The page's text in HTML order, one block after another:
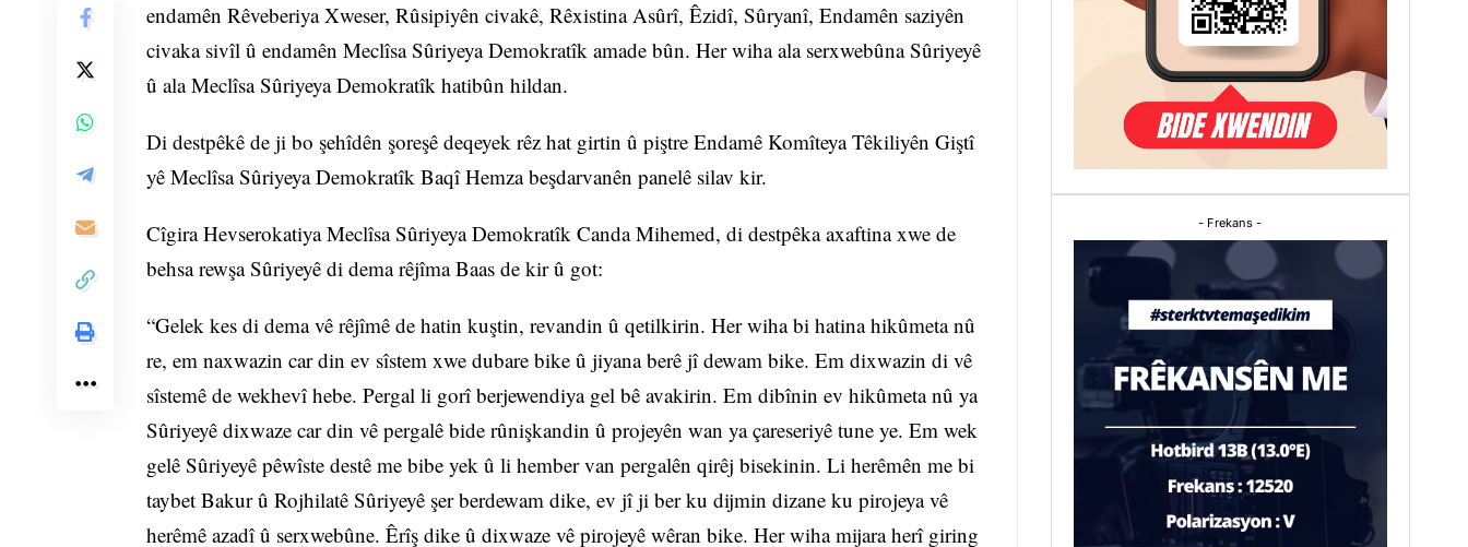
endamên Rêveberiya Xweser, Rûsipiyên civakê, Rêxistina Asûrî, Êzidî, Sûryanî, Endamên saziyên
civaka sivîl û endamên Meclîsa Sûriyeya Demokratîk amade bûn. Her wiha ala serxwebûna Sûriyeyê
û ala Meclîsa Sûriyeya Demokratîk hatibûn hildan.
Di destpêkê de ji bo şehîdên şoreşê deqeyek rêz hat girtin û piştre Endamê Komîteya Têkiliyên Giştî
yê Meclîsa Sûriyeya Demokratîk Baqî Hemza beşdarvanên panelê silav kir.
Cîgira Hevserokatiya Meclîsa Sûriyeya Demokratîk Canda Mihemed, di destpêka axaftina xwe de
behsa rewşa Sûriyeyê di dema rêjîma Baas de kir û got:
“Gelek kes di dema vê rêjîmê de hatin kuştin, revandin û qetilkirin. Her wiha bi hatina hikûmeta nû
re, em naxwazin car din ev sîstem xwe dubare bike û jiyana berê jî dewam bike. Em dixwazin di vê
sîstemê de wekhevî hebe. Pergal li gorî berjewendiya gel bê avakirin. Em dibînin ev hikûmeta nû ya
Sûriyeyê dixwaze car din vê pergalê bide rûnişkandin û projeyên wan ya çareseriyê tune ye. Em wek
gelê Sûriyeyê pêwîste destê me bibe yek û li hember van pergalên qirêj bisekinin. Li herêmên me bi
taybet Bakur û Rojhilatê Sûriyeyê şer berdewam dike, ev jî ji ber ku dijmin dizane ku pirojeya vê
herêmê azadî û serxwebûne. Êrîş dike û dixwaze vê pirojeyê wêran bike. Her wiha mijara herî giring
- Frekans -